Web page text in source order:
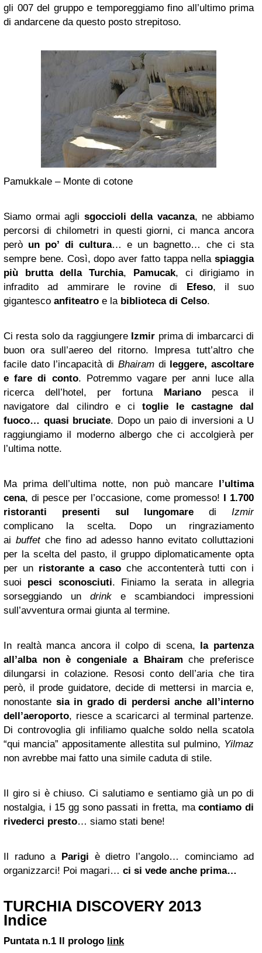
gli 007 del gruppo e temporeggiamo fino all’ultimo prima
di andarcene da questo posto strepitoso.
Pamukkale – Monte di cotone
Siamo ormai agli sgoccioli della vacanza, ne abbiamo
percorsi di chilometri in questi giorni, ci manca ancora
però un po’ di cultura… e un bagnetto… che ci sta
sempre bene. Così, dopo aver fatto tappa nella spiaggia
più brutta della Turchia, Pamucak, ci dirigiamo in
infradito ad ammirare le rovine di Efeso, il suo
gigantesco anfiteatro e la biblioteca di Celso.
Ci resta solo da raggiungere Izmir prima di imbarcarci di
buon ora sull’aereo del ritorno. Impresa tutt’altro che
facile dato l’incapacità di Bhairamdi leggere, ascoltare
e fare di conto. Potremmo vagare per anni luce alla
ricerca dell’hotel, per fortuna Mariano
pesca il
navigatore dal cilindro e citoglie le castagne dal
fuoco… quasi bruciate. Dopo un paio di inversioni a U
raggiungiamo il moderno albergo che ci accolgierà per
l’ultima notte.
Ma prima dell’ultima notte, non può mancare l’ultima
cena, di pesce per l’occasione, come promesso! I 1.700
ristoranti presenti sul lungomare diIzmir
complicano la scelta. Dopo un ringraziamento
ai buffet che fino ad adesso hanno evitato colluttazioni
per la scelta del pasto, il gruppo diplomaticamente opta
per un ristorante a caso che accontenterà tutti con i
suoi pesci sconosciuti. Finiamo la serata in allegria
sorseggiando un drink e scambiandoci impressioni
sull’avventura ormai giunta al termine.
In realtà manca ancora il colpo di scena, la partenza
all’alba non è congeniale a Bhairam che preferisce
dilungarsi in colazione. Resosi conto dell’aria che tira
però, il prode guidatore, decide di mettersi in marcia e,
nonostante sia in grado di perdersi anche all’interno
dell’aeroporto, riesce a scaricarci al terminal partenze.
Di controvoglia gli infiliamo qualche soldo nella scatola
“qui mancia” appositamente allestita sul pulmino, Yilmaz
non avrebbe mai fatto una simile caduta di stile.
Il giro si è chiuso. Ci salutiamo e sentiamo già un po di
nostalgia, i 15 gg sono passati in fretta, macontiamo di
rivederci presto… siamo stati bene!
Il raduno a Parigi è dietro l’angolo… cominciamo ad
organizzarci! Poi magari… ci si vede anche prima…
TURCHIA DISCOVERY 2013
Indice
Puntata n.1 Il prologo link